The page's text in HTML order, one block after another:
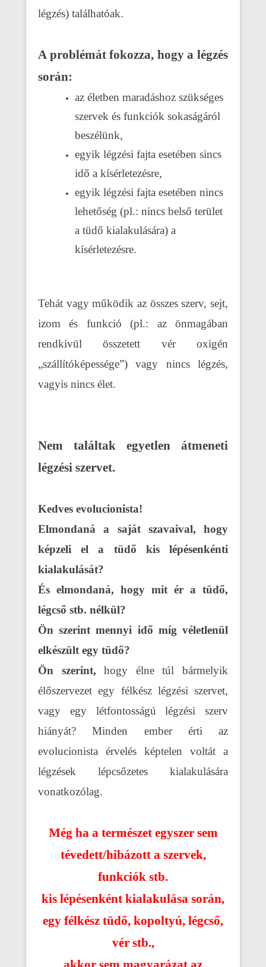
légzés) találhatóak.
A problémát fokozza, hogy a légzés
során:
az életben maradáshoz szükséges
szervek és funkciók sokaságáról
beszélünk,
egyik légzési fajta esetében sincs
idő a kísérletezésre,
egyik légzési fajta esetében nincs
lehetőség (pl.: nincs belső terület
a tüdő kialakulására) a
kísérletezésre.
Tehát vagy működik az összes szerv, sejt,
izom és funkció (pl.: az önmagában
rendkívül összetett vér oxigén
„szállítóképessége”) vagy nincs légzés,
vagyis nincs élet.
Nem találtak egyetlen átmeneti
légzési szervet.
Kedves evolucionista!
Elmondaná a saját szavaival, hogy
képzeli el a tüdő kis lépésenkénti
kialakulását?
És elmondaná, hogy mit ér a tüdő,
légcső stb. nélkül?
Ön szerint mennyi idő míg véletlenül
elkészült egy tüdő?
Ön szerint, hogy élne túl bármelyik
élőszervezet egy félkész légzési szervet,
vagy egy létfontosságú légzési szerv
hiányát? Minden ember érti az
evolucionista érvelés képtelen voltát a
légzések lépcsőzetes kialakulására
vonatkozólag.
Még ha a természet egyszer sem
tévedett/hibázott a szervek,
funkciók stb.
kis lépésenként kialakulása során,
egy félkész tüdő, kopoltyú, légcső,
vér stb.,